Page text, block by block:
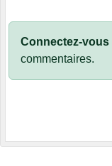
Connectez-vous
commentaires.